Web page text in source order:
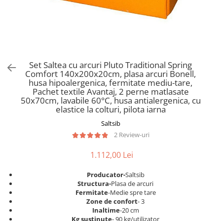
Saltele Memory Pocket
Saltele cu plasa arcuri
Saltele cu spuma
Saltele cu spuma
Saltele cu spuma poliuretanica
Saltele 160x200
Saltele 180x200
Top saltele
Scaune pentru living
Seturi comode living si vitrine
Mobila living
Dulap birou
Birouri
Scaune pentru birou
Scaune pentru vizitatori
Scaune birou copii
Scaune resigilate
Scaune gradinita
Scaune conferinta
Set Saltea cu arcuri Pluto Traditional Spring
Comfort 140x200x20cm, plasa arcuri Bonell,
husa hipoalergenica, fermitate mediu-tare,
Pachet textile Avantaj, 2 perne matlasate
50x70cm, lavabile 60°C, husa antialergenica, cu
elastice la colturi, pilota iarna
Saltsib
2 Review-uri
1.112,00 Lei
Producator-Saltsib
Structura-Plasa de arcuri
Fermitate-Medie spre tare
Zone de confort- 3
Inaltime-20 cm
Kg sustinute- 90 kg/utilizator